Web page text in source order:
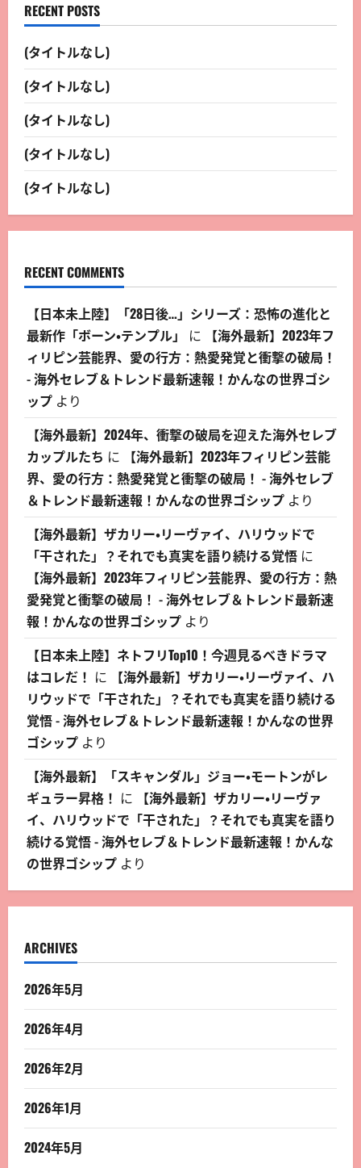
RECENT POSTS
(タイトルなし)
(タイトルなし)
(タイトルなし)
(タイトルなし)
(タイトルなし)
RECENT COMMENTS
【日本未上陸】「28日後…」シリーズ：恐怖の進化と
最新作「ボーン・テンプル」
に
【海外最新】2023年フ
ィリピン芸能界、愛の行方：熱愛発覚と衝撃の破局！
- 海外セレブ＆トレンド最新速報！かんなの世界ゴシ
ップ より
【海外最新】2024年、衝撃の破局を迎えた海外セレブ
カップルたち に
【海外最新】2023年フィリピン芸能
界、愛の行方：熱愛発覚と衝撃の破局！ - 海外セレブ
＆トレンド最新速報！かんなの世界ゴシップ より
【海外最新】ザカリー・リーヴァイ、ハリウッドで
「干された」？それでも真実を語り続ける覚悟 に
【海外最新】2023年フィリピン芸能界、愛の行方：熱
愛発覚と衝撃の破局！ - 海外セレブ＆トレンド最新速
報！かんなの世界ゴシップ より
【日本未上陸】ネトフリTop10！今週見るべきドラマ
はコレだ！ に
【海外最新】ザカリー・リーヴァイ、ハ
リウッドで「干された」？それでも真実を語り続ける
覚悟 - 海外セレブ＆トレンド最新速報！かんなの世界
ゴシップ より
【海外最新】「スキャンダル」ジョー・モートンがレ
ギュラー昇格！ に
【海外最新】ザカリー・リーヴァ
イ、ハリウッドで「干された」？それでも真実を語り
続ける覚悟 - 海外セレブ＆トレンド最新速報！かんな
の世界ゴシップ より
ARCHIVES
2026年5月
2026年4月
2026年2月
2026年1月
2024年5月